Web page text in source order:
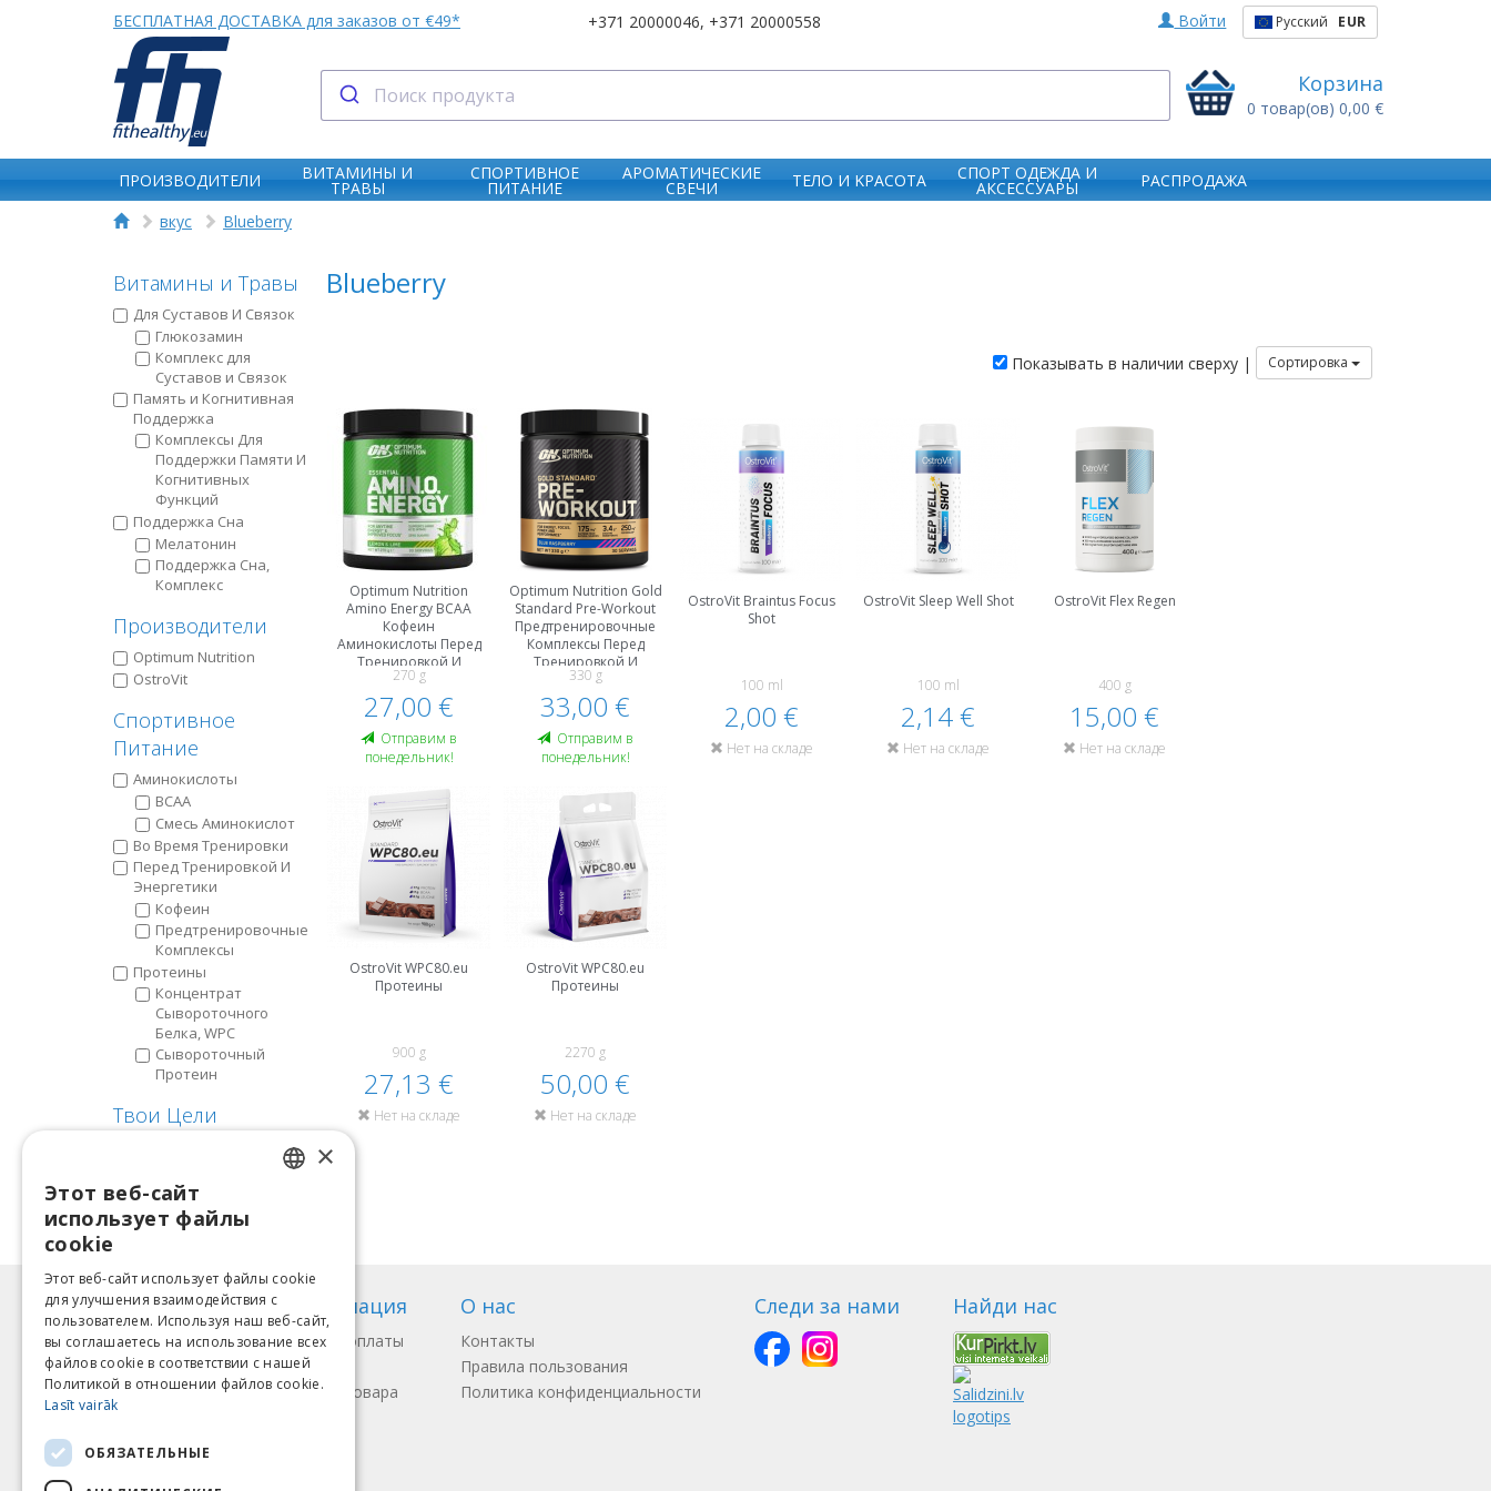
БЕСПЛАТНАЯ ДОСТАВКА для заказов от €49* +371 20000046, +371 20000558 Войти Русский EUR
Корзина
0 товар(ов) 0,00 €
ПРОИЗВОДИТЕЛИ ВИТАМИНЫ И
ТРАВЫ
СПОРТИВНОЕ
ПИТАНИЕ
АРОМАТИЧЕСКИЕ
СВЕЧИ ТЕЛО И KРАСОТА СПОРТ ОДЕЖДА И
АКСЕССУАРЫ
РАСПРОДАЖА
вкус
Blueberry
Витамины и Травы
Для Суставов И Связок
Глюкозамин
Комплекс для
Суставов и Связок
Память и Когнитивная
Поддержка
Комплексы Для
Поддержки Памяти И
Когнитивных
Функций
Поддержка Сна
Мелатонин
Поддержка Сна,
Комплекс
Производители
Optimum Nutrition
OstroVit
Спортивное
Питание
Аминокислоты
BCAA
Смесь Аминокислот
Во Время Тренировки
Пeред Тренировкой И
Энергетики
Кофеин
Предтренировочные
Комплексы
Протеины
Концентрат
Сывороточного
Белка, WPC
Сывороточный
Протеин
Твои Цели
Накачать Мышцы
Улучшить Тренировку
Blueberry
Показывать в наличии сверху | Сортировка
Optimum Nutrition
Amino Energy BCAA
Кофеин
Аминокислоты Пeред
Тренировкой И
Энергетики
270 g
27,00 €
Oтправим в
понедельник!
Optimum Nutrition Gold
Standard Pre-Workout
Предтренировочные
Комплексы Пeред
Тренировкой И
Энергетики
330 g
33,00 €
Oтправим в
понедельник!
OstroVit Braintus Focus
Shot
100 ml
2,00 €
Нет на складе
OstroVit Sleep Well Shot
100 ml
2,14 €
Нет на складе
OstroVit Flex Regen
400 g
15,00 €
Нет на складе
OstroVit WPC80.eu
Протеины
900 g
27,13 €
Нет на складе
OstroVit WPC80.eu
Протеины
2270 g
50,00 €
Нет на складе
Информация
Способы оплаты
Доставка
Возврат товара
О нас
Контакты
Правила пользования
Политика конфиденциальности
Следи за нами Найди нас
Мы принимаем
LITHUANIAN
ESTONIAN
RUSSIAN
×
Этот веб-сайт
использует файлы
cookie
Этот веб-сайт использует файлы cookie
для улучшения взаимодействия с
пользователем. Используя наш веб-сайт,
вы соглашаетесь на использование всех
файлов cookie в соответствии с нашей
Политикой в ​​отношении файлов cookie.
Lasīt vairāk
ОБЯЗАТЕЛЬНЫЕ